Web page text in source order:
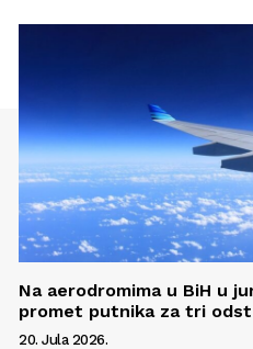
Na aerodromima u BiH u
promet putnika za tri
20. Jula 2026.